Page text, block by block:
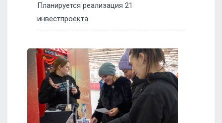
Планируется реализация 21
инвестпроекта